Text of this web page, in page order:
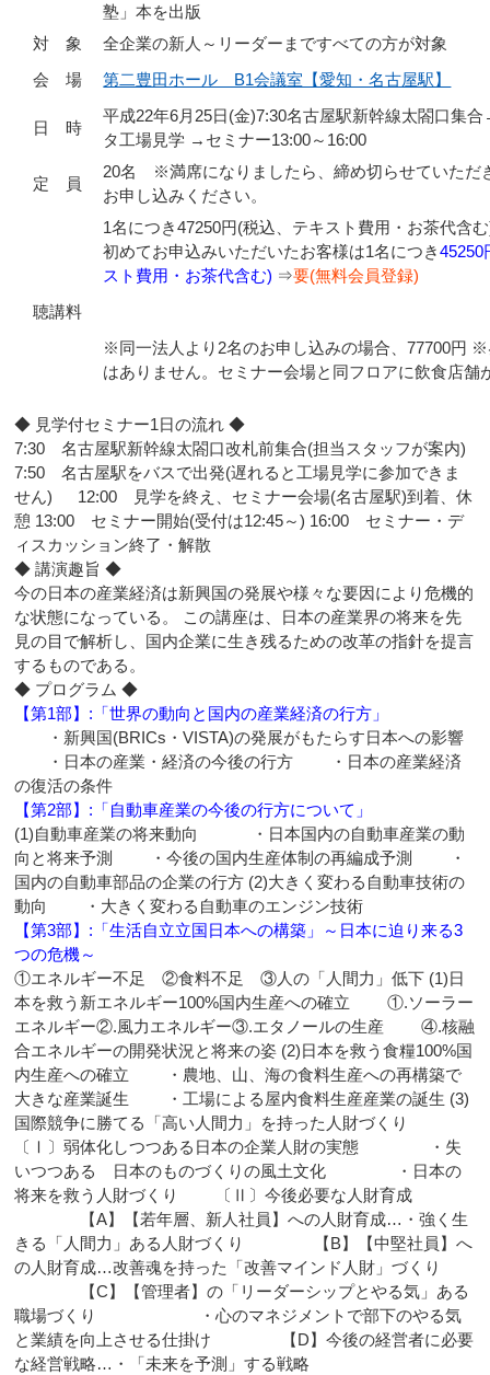
塾」本を出版
対 象
全企業の新人～リーダーまですべての方が対象
会 場
第二豊田ホール B1会議室【愛知・名古屋駅】
日 時
平成22年6月25日(金)7:30名古屋駅新幹線太閤口集
タ工場見学 →セミナー13:00～16:00
定 員
20名 ※満席になりましたら、締め切らせていただ
お申し込みください。
聴講料
1名につき47250円(税込、テキスト費用・お茶代含
初めてお申込みいただいたお客様は1名につき45250
スト費用・お茶代含む) ⇒要(無料会員登録)
※同一法人より2名のお申し込みの場合、77700円
はありません。セミナー会場と同フロアに飲食店舗
◆ 見学付セミナー1日の流れ ◆
7:30 名古屋駅新幹線太閤口改札前集合(担当スタッフが案内)
7:50 名古屋駅をバスで出発(遅れると工場見学に参加できま
せん) 12:00 見学を終え、セミナー会場(名古屋駅)到着、休
憩 13:00 セミナー開始(受付は12:45～) 16:00 セミナー・デ
ィスカッション終了・解散
◆ 講演趣旨 ◆
今の日本の産業経済は新興国の発展や様々な要因により危機的
な状態になっている。 この講座は、日本の産業界の将来を先
見の目で解析し、国内企業に生き残るための改革の指針を提言
するものである。
◆ プログラム ◆
【第1部】:「世界の動向と国内の産業経済の行方」
・新興国(BRICs・VISTA)の発展がもたらす日本への影響
・日本の産業・経済の今後の行方 ・日本の産業経済
の復活の条件
【第2部】:「自動車産業の今後の行方について」
(1)自動車産業の将来動向 ・日本国内の自動車産業の動
向と将来予測 ・今後の国内生産体制の再編成予測 ・
国内の自動車部品の企業の行方 (2)大きく変わる自動車技術の
動向 ・大きく変わる自動車のエンジン技術
【第3部】:「生活自立立国日本への構築」～日本に迫り来る3
つの危機～
①エネルギー不足 ②食料不足 ③人の「人間力」低下 (1)日
本を救う新エネルギー100%国内生産への確立 ①.ソーラー
エネルギー②.風力エネルギー③.エタノールの生産 ④.核融
合エネルギーの開発状況と将来の姿 (2)日本を救う食糧100%国
内生産への確立 ・農地、山、海の食料生産への再構築で
大きな産業誕生 ・工場による屋内食料生産産業の誕生 (3)
国際競争に勝てる「高い人間力」を持った人財づくり
〔Ⅰ〕弱体化しつつある日本の企業人財の実態 ・失
いつつある 日本のものづくりの風土文化 ・日本の
将来を救う人財づくり 〔Ⅱ〕今後必要な人財育成
【A】【若年層、新人社員】への人財育成…・強く生
きる「人間力」ある人財づくり 【B】【中堅社員】へ
の人財育成…改善魂を持った「改善マインド人財」づくり
【C】【管理者】の「リーダーシップとやる気」ある
職場づくり ・心のマネジメントで部下のやる気
と業績を向上させる仕掛け 【D】今後の経営者に必要
な経営戦略…・「未来を予測」する戦略